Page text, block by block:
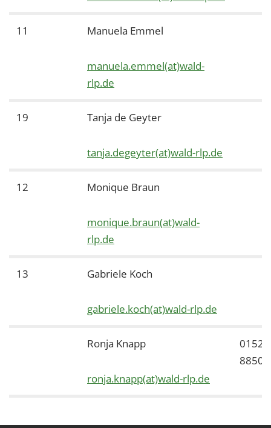
11 Manuela Emmel
manuela.emmel(at)wald-
rlp.de
19 Tanja de Geyter
tanja.degeyter(at)wald-rlp.de
12 Monique Braun
monique.braun(at)wald-
rlp.de
13 Gabriele Koch
gabriele.koch(at)wald-rlp.de
Ronja Knapp
ronja.knapp(at)wald-rlp.de